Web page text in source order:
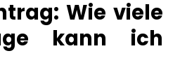
Wie viele
kann ich